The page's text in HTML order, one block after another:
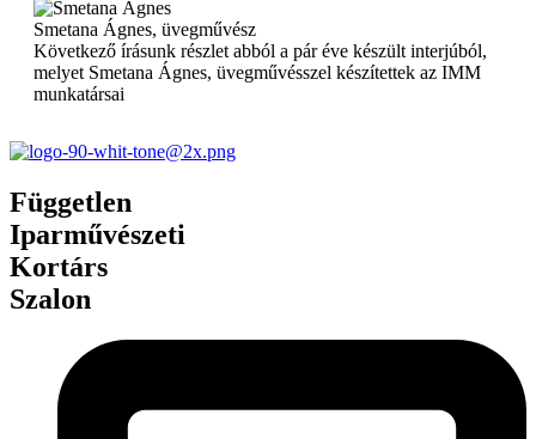
Smetana Ágnes, üvegművész
Következő írásunk részlet abból a pár éve készült interjúból,
melyet Smetana Ágnes, üvegművésszel készítettek az IMM
munkatársai
Független
Iparművészeti
Kortárs
Szalon